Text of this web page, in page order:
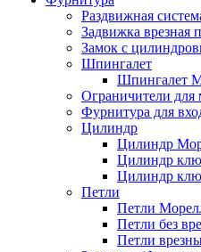
Раздвижная
Задвижка врезная
Замок с
Шпингалет
Шпингалет
Ограничители для
Фурнитура для
Цилиндр
Цилиндр
Цилиндр
Цилиндр
Петли
Петли
Петли без
Петли